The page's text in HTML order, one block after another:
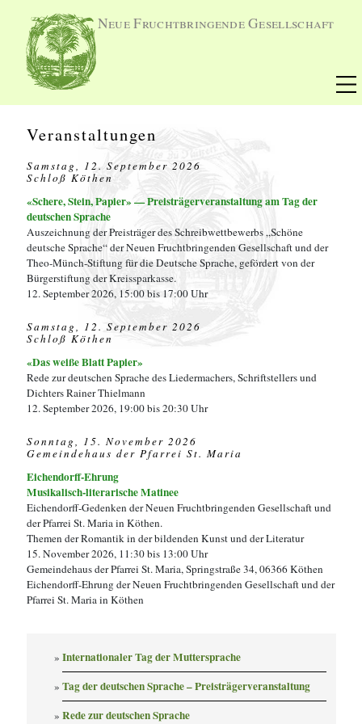
Neue Fruchtbringende Gesellschaft
Veranstaltungen
Samstag, 12. September 2026
Schloß Köthen
«Schere, Stein, Papier» — Preisträgerveranstaltung am Tag der
deutschen Sprache
Auszeichnung der Preisträger des Schreibwettbewerbs „Schöne
deutsche Sprache“ der Neuen Fruchtbringenden Gesellschaft und der
Theo-Münch-Stiftung für die Deutsche Sprache, gefördert von der
Bürgerstiftung der Kreissparkasse.
12. September 2026, 15:00 bis 17:00 Uhr
Samstag, 12. September 2026
Schloß Köthen
«Das weiße Blatt Papier»
Rede zur deutschen Sprache des Liedermachers, Schriftstellers und
Dichters Rainer Thielmann
12. September 2026, 19:00 bis 20:30 Uhr
Sonntag, 15. November 2026
Gemeindehaus der Pfarrei St. Maria
Eichendorff-Ehrung
Musikalisch-literarische Matinee
Eichendorff-Gedenken der Neuen Fruchtbringenden Gesellschaft und
der Pfarrei St. Maria in Köthen.
Themen der Romantik in der bildenden Kunst und der Literatur
15. November 2026, 11:30 bis 13:00 Uhr
Gemeindehaus der Pfarrei St. Maria, Springstraße 34, 06366 Köthen
Eichendorff-Ehrung der Neuen Fruchtbringenden Gesellschaft und der
Pfarrei St. Maria in Köthen
Internationaler Tag der Muttersprache
Tag der deutschen Sprache – Preisträgerveranstaltung
Rede zur deutschen Sprache